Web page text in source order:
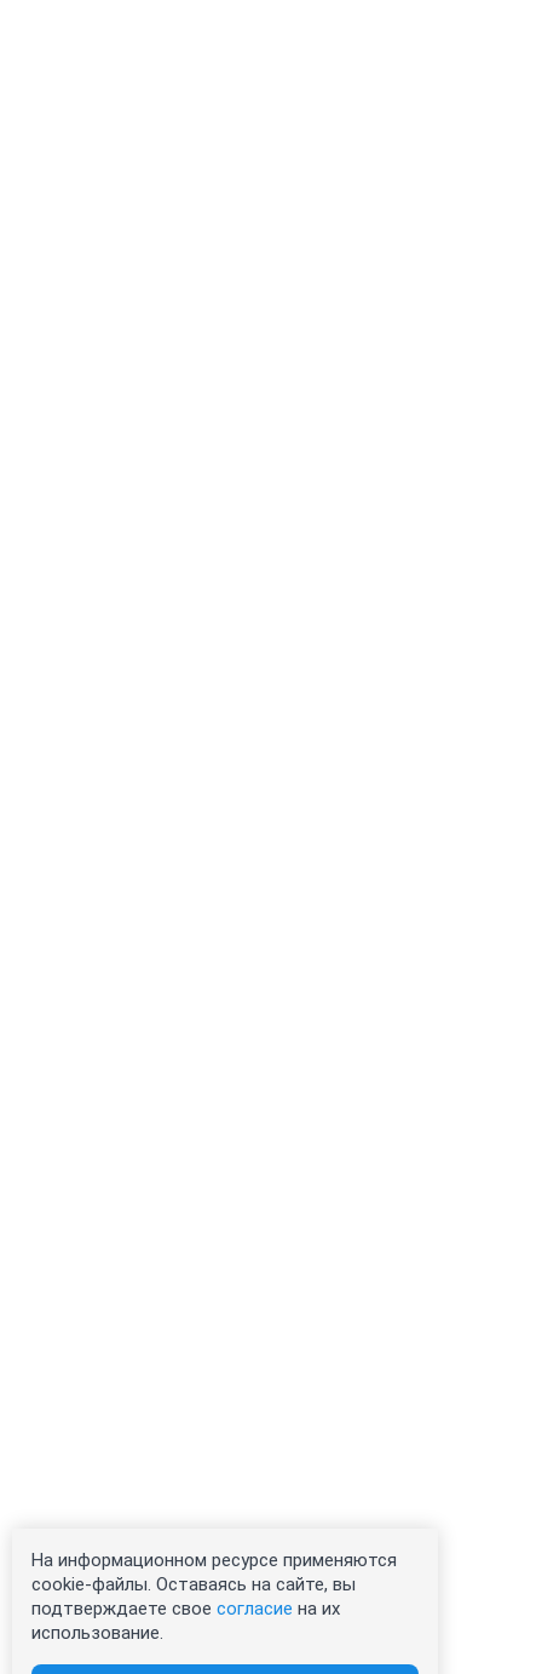
На информационном ресурсе применяются
cookie-файлы. Оставаясь на сайте, вы
подтверждаете свое согласие на их
использование.